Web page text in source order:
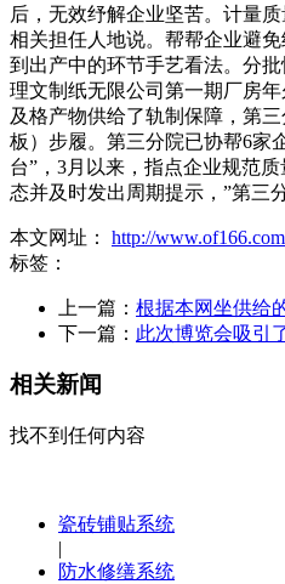
后，无效纾解企业坚苦。计量
相关担任人地说。帮帮企业避
到出产中的环节手艺看法。分
理文制纸无限公司第一期厂房
及格产物供给了轨制保障，第
板）步履。第三分院已协帮6家
台”，3月以来，指点企业规范
态并及时发出周期提示，”第三
本文网址： http://
标签：
上一篇： 根据本网坐供给
下一篇： 此次博览会吸引
相关新闻
找不到任何内容
瓷砖铺贴系统
|
防水修缮系统